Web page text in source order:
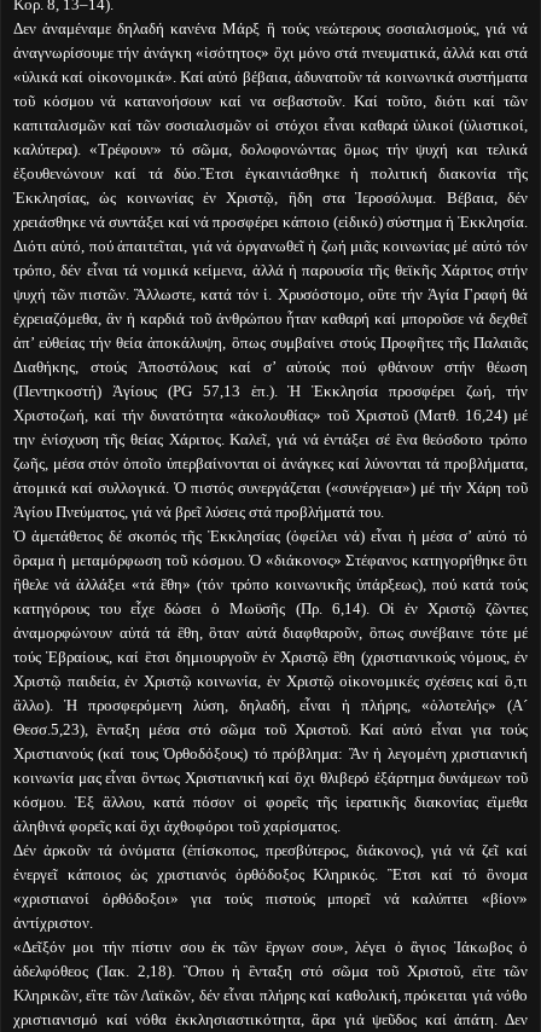
Κορ. 8, 13–14).
Δεν ἀναμέναμε δηλαδή κανένα Μάρξ ἢ τούς νεώτερους σοσιαλισμούς, γιά νά
ἀναγνωρίσουμε τήν ἀνάγκη «ἰσότητος» ὂχι μόνο στά πνευματικά, ἀλλά και στά
«ὑλικά καί οἰκονομικά». Καί αὐτό βέβαια, ἀδυνατοῦν τά κοινωνικά συστήματα
τοῦ κόσμου νά κατανοήσουν καί να σεβαστοῦν. Καί τοῦτο, διότι καί τῶν
καπιταλισμῶν καί τῶν σοσιαλισμῶν οἱ στόχοι εἶναι καθαρά ὑλικοί (ὑλιστικοί,
καλύτερα). «Τρέφουν» τό σῶμα, δολοφονώντας ὃμως τήν ψυχή και τελικά
ἐξουθενώνουν καί τά δύο.Ἒτσι ἐγκαινιάσθηκε ἡ πολιτική διακονία τῆς
Ἐκκλησίας, ὡς κοινωνίας ἐν Χριστῷ, ἢδη στα Ἱεροσόλυμα. Βέβαια, δέν
χρειάσθηκε νά συντάξει καί νά προσφέρει κάποιο (εἰδικό) σύστημα ἡ Ἐκκλησία.
Διότι αὐτό, πού ἀπαιτεῖται, γιά νά ὀργανωθεῖ ἡ ζωή μιᾶς κοινωνίας μέ αὐτό τόν
τρόπο, δέν εἶναι τά νομικά κείμενα, ἀλλά ἡ παρουσία τῆς θεϊκῆς Χάριτος στήν
ψυχή τῶν πιστῶν. Ἂλλωστε, κατά τόν ἱ. Χρυσόστομο, οὒτε τήν Ἁγία Γραφή θά
ἐχρειαζόμεθα, ἂν ἡ καρδιά τοῦ ἀνθρώπου ἦταν καθαρή καί μποροῦσε νά δεχθεῖ
ἀπ’ εὐθείας τήν θεία ἀποκάλυψη, ὃπως συμβαίνει στούς Προφῆτες τῆς Παλαιᾶς
Διαθήκης, στούς Ἀποστόλους καί σ’ αὐτούς πού φθάνουν στήν θέωση
(Πεντηκοστή) Ἁγίους (PG 57,13 ἑπ.). Ἡ Ἐκκλησία προσφέρει ζωή, τήν
Χριστοζωή, καί τήν δυνατότητα «ἀκολουθίας» τοῦ Χριστοῦ (Ματθ. 16,24) μέ
την ἐνίσχυση τῆς θείας Χάριτος. Καλεῖ, γιά νά ἐντάξει σέ ἓνα θεόσδοτο τρόπο
ζωῆς, μέσα στόν ὁποῖο ὑπερβαίνονται οἱ ἀνάγκες καί λύνονται τά προβλήματα,
ἀτομικά καί συλλογικά. Ὁ πιστός συνεργάζεται («συνέργεια») μέ τήν Χάρη τοῦ
Ἁγίου Πνεύματος, γιά νά βρεῖ λύσεις στά προβλήματά του.
Ὁ ἀμετάθετος δέ σκοπός τῆς Ἐκκλησίας (ὀφείλει νά) εἶναι ἡ μέσα σ’ αὐτό τό
ὃραμα ἡ μεταμόρφωση τοῦ κόσμου. Ὁ «διάκονος» Στέφανος κατηγορήθηκε ὃτι
ἢθελε νά ἀλλάξει «τά ἒθη» (τόν τρόπο κοινωνικῆς ὑπάρξεως), πού κατά τούς
κατηγόρους του εἶχε δώσει ὁ Μωϋσῆς (Πρ. 6,14). Οἱ ἐν Χριστῷ ζῶντες
ἀναμορφώνουν αὐτά τά ἒθη, ὃταν αὐτά διαφθαροῦν, ὃπως συνέβαινε τότε μέ
τούς Ἑβραίους, καί ἒτσι δημιουργοῦν ἐν Χριστῷ ἒθη (χριστιανικούς νόμους, ἐν
Χριστῷ παιδεία, ἐν Χριστῷ κοινωνία, ἐν Χριστῷ οἰκονομικές σχέσεις καί ὃ,τι
ἂλλο). Ἡ προσφερόμενη λύση, δηλαδή, εἶναι ἡ πλήρης, «ὁλοτελής» (Α´
Θεσσ.5,23), ἒνταξη μέσα στό σῶμα τοῦ Χριστοῦ. Καί αὐτό εἶναι για τούς
Χριστιανούς (καί τους Ὀρθοδόξους) τό πρόβλημα: Ἂν ἡ λεγομένη χριστιανική
κοινωνία μας εἶναι ὂντως Χριστιανική καί ὂχι θλιβερό ἐξάρτημα δυνάμεων τοῦ
κόσμου. Ἐξ ἂλλου, κατά πόσον οἱ φορεῖς τῆς ἱερατικῆς διακονίας εἲμεθα
ἀληθινά φορεῖς καί ὂχι ἀχθοφόροι τοῦ χαρίσματος.
Δέν ἀρκοῦν τά ὀνόματα (ἐπίσκοπος, πρεσβύτερος, διάκονος), γιά νά ζεῖ καί
ἐνεργεῖ κάποιος ὡς χριστιανός ὀρθόδοξος Κληρικός. Ἒτσι καί τό ὂνομα
«χριστιανοί ὀρθόδοξοι» για τούς πιστούς μπορεῖ νά καλύπτει «βίον»
ἀντίχριστον.
«Δεῖξόν μοι τήν πίστιν σου ἐκ τῶν ἒργων σου», λέγει ὁ ἃγιος Ἰάκωβος ὁ
ἀδελφόθεος (Ἰακ. 2,18). Ὃπου ἡ ἒνταξη στό σῶμα τοῦ Χριστοῦ, εἲτε τῶν
Κληρικῶν, εἲτε τῶν Λαϊκῶν, δέν εἶναι πλήρης καί καθολική, πρόκειται γιά νόθο
χριστιανισμό καί νόθα ἐκκλησιαστικότητα, ἂρα γιά ψεῦδος καί ἀπάτη. Δεν